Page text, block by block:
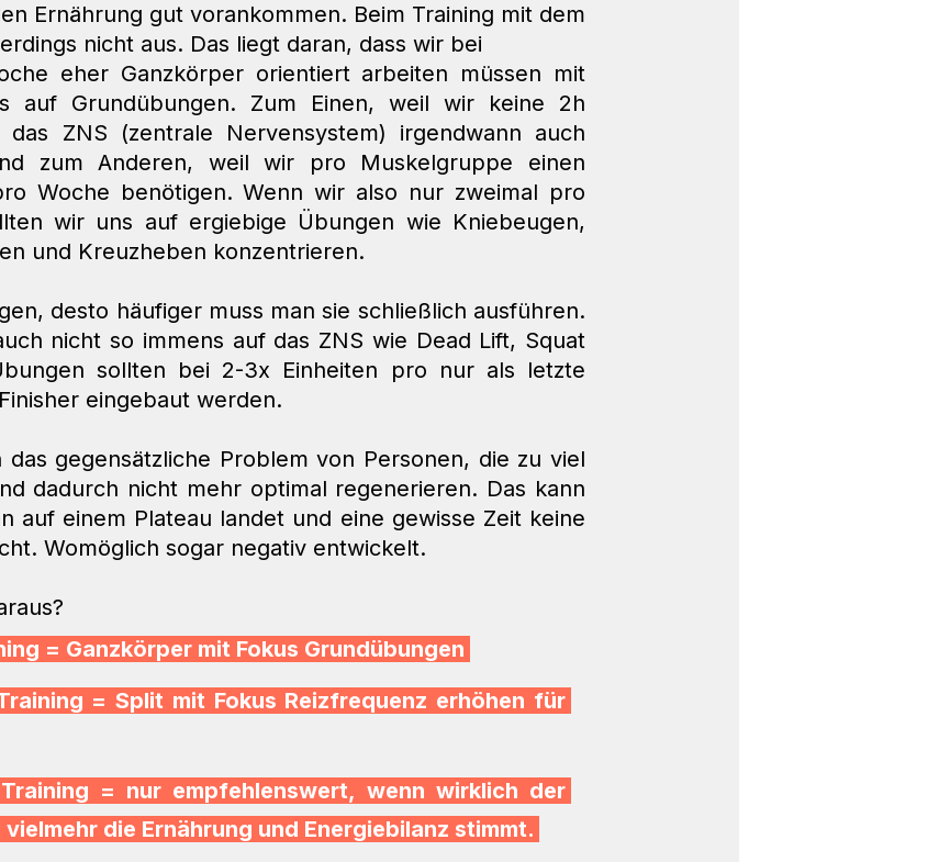
Ernährung gut vorankommen. Beim Training mit dem
nicht aus. Das liegt daran, dass wir bei
eher Ganzkörper orientiert arbeiten müssen mit
auf Grundübungen. Zum Einen, weil wir keine 2h
ZNS (zentrale Nervensystem) irgendwann auch
zum Anderen, weil wir pro Muskelgruppe einen
Woche benötigen. Wenn wir also nur zweimal pro
wir uns auf ergiebige Übungen wie Kniebeugen,
und Kreuzheben konzentrieren.
desto häufiger muss man sie schließlich ausführen.
nicht so immens auf das ZNS wie Dead Lift, Squat
sollten bei 2-3x Einheiten pro nur als letzte
eingebaut werden.
das gegensätzliche Problem von Personen, die zu viel
dadurch nicht mehr optimal regenerieren. Das kann
auf einem Plateau landet und eine gewisse Zeit keine
Womöglich sogar negativ entwickelt.
= Ganzkörper mit Fokus Grundübungen
= Split mit Fokus Reizfrequenz erhöhen für
= nur empfehlenswert, wenn wirklich der
die Ernährung und Energiebilanz stimmt.